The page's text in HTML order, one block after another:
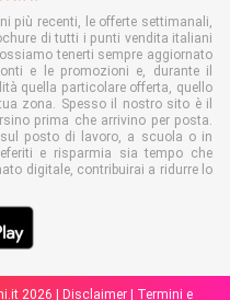
più recenti, le offerte settimanali,
di tutti i punti vendita italiani
tenerti sempre aggiornato
e le promozioni e, durante il
quella particolare offerta, quello
zona. Spesso il nostro sito è il
prima che arrivino per posta.
posto di lavoro, a scuola o in
e risparmia sia tempo che
digitale, contribuirai a ridurre lo
2026 | Disclaimer| Termini e